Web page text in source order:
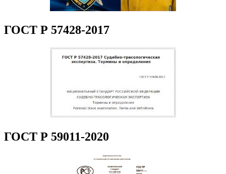
ГОСТ Р 57428-2017
ГОСТ Р 59011-2020